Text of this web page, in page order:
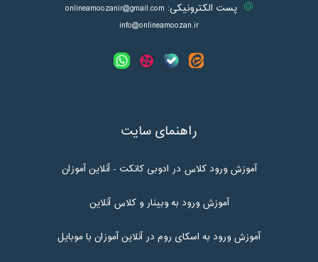
پست الکترونیکی: onlineamoozanir@gmail.com
info@onlineamoozan.ir
راهنمای سایت
آموزش ورود کلاس در ادوبی کانکت - آنلاین آموزان
آموزش ورود به وبینار و کلاس آنلاین
آموزش ورود به اسکای روم در آنلاین آموزان با موبایل